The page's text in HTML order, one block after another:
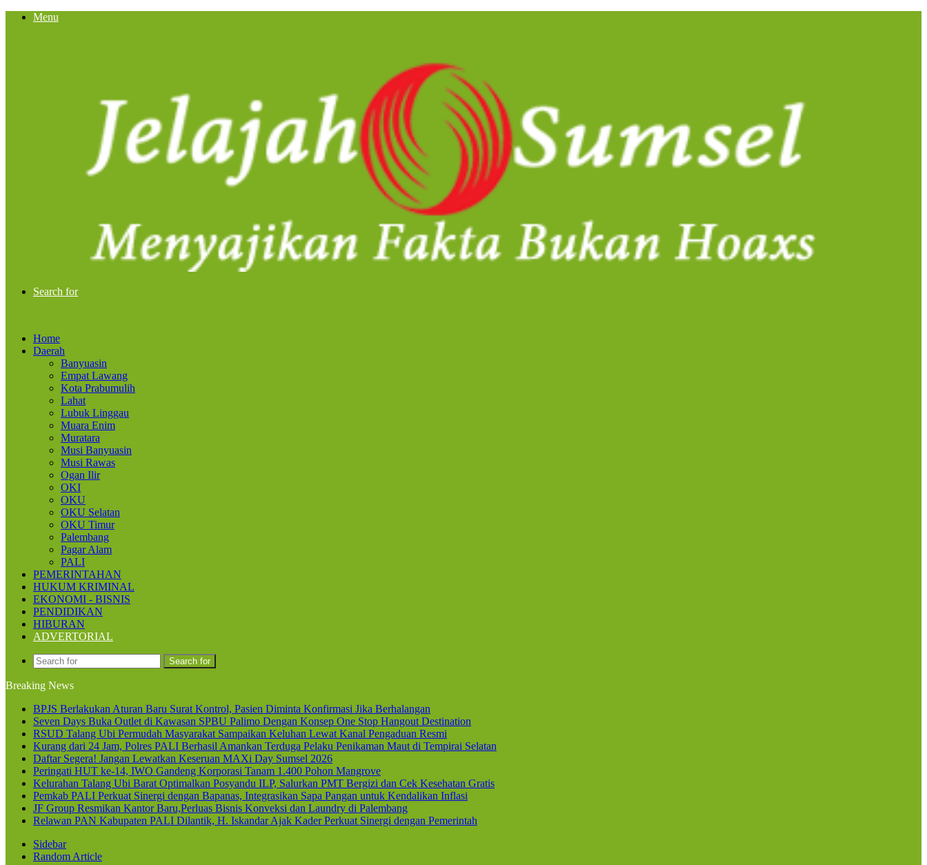
Menu
Search for
Home
Daerah
Banyuasin
Empat Lawang
Kota Prabumulih
Lahat
Lubuk Linggau
Muara Enim
Muratara
Musi Banyuasin
Musi Rawas
Ogan Ilir
OKI
OKU
OKU Selatan
OKU Timur
Palembang
Pagar Alam
PALI
PEMERINTAHAN
HUKUM KRIMINAL
EKONOMI - BISNIS
PENDIDIKAN
HIBURAN
ADVERTORIAL
Search for
Breaking News
BPJS Berlakukan Aturan Baru Surat Kontrol, Pasien Diminta Konfirmasi Jika Berhalangan
Seven Days Buka Outlet di Kawasan SPBU Palimo Dengan Konsep One Stop Hangout Destination
RSUD Talang Ubi Permudah Masyarakat Sampaikan Keluhan Lewat Kanal Pengaduan Resmi
Kurang dari 24 Jam, Polres PALI Berhasil Amankan Terduga Pelaku Penikaman Maut di Tempirai Selatan
Daftar Segera! Jangan Lewatkan Keseruan MAXi Day Sumsel 2026
Peringati HUT ke-14, IWO Gandeng Korporasi Tanam 1.400 Pohon Mangrove
Kelurahan Talang Ubi Barat Optimalkan Posyandu ILP, Salurkan PMT Bergizi dan Cek Kesehatan Gratis
Pemkab PALI Perkuat Sinergi dengan Bapanas, Integrasikan Sapa Pangan untuk Kendalikan Inflasi
JF Group Resmikan Kantor Baru,Perluas Bisnis Konveksi dan Laundry di Palembang
Relawan PAN Kabupaten PALI Dilantik, H. Iskandar Ajak Kader Perkuat Sinergi dengan Pemerintah
Sidebar
Random Article